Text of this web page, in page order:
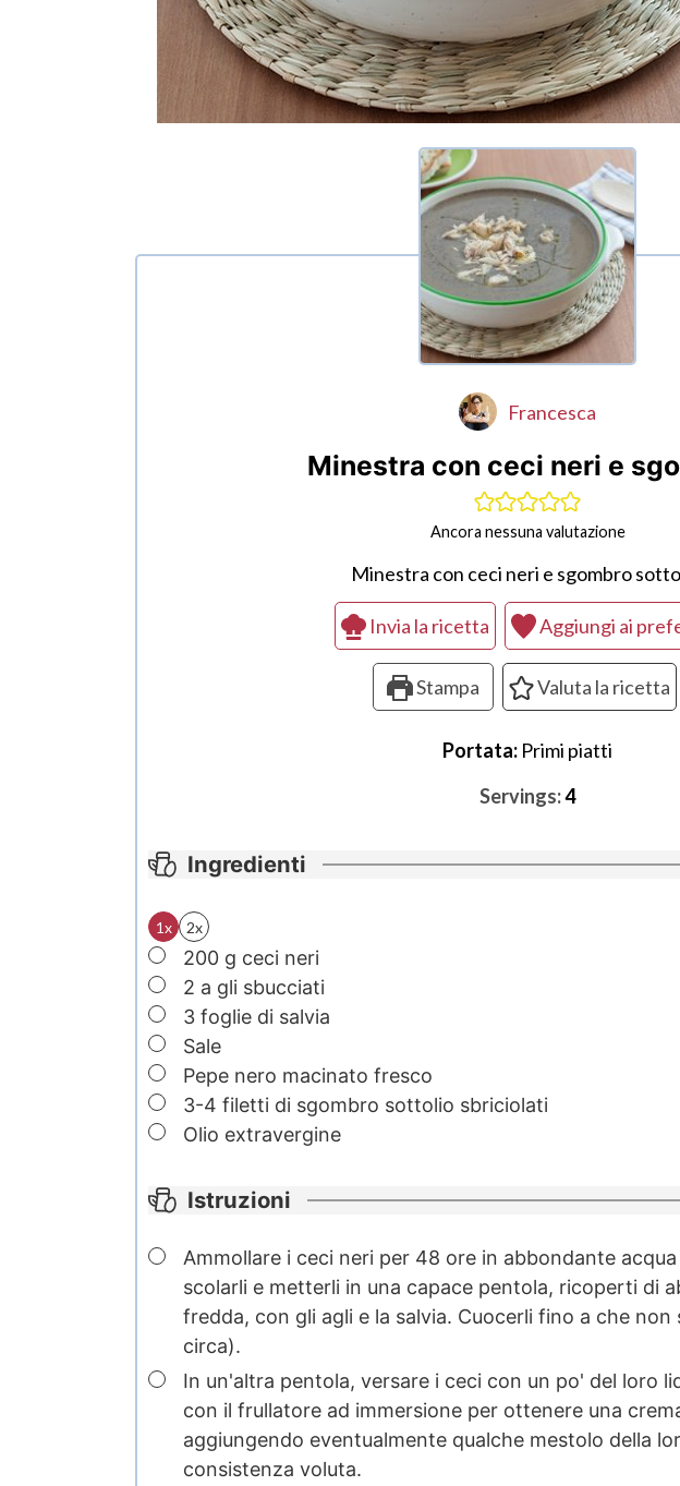
Francesca
Minestra con ceci neri e
Ancora nessuna valutazione
Minestra con ceci neri e sgombro
Invia la ricetta Aggiungi ai
Stampa Valuta la ricetta
Portata: Primi piatti
Servings:4
Ingredienti
1x 2x
▢
200 g ceci neri
▢
2 a gli sbucciati
▢
3 foglie di salvia
▢
Sale
▢
Pepe nero macinato fresco
▢
3-4 filetti di sgombro sottolio sbriciolati
▢
Olio extravergine
Istruzioni
▢
Ammollare i ceci neri per 48 ore in abbondante
scolarli e metterli in una capace pentola, ricoperti di
fredda, con gli agli e la salvia. Cuocerli fino a che non
circa).
▢
In un'altra pentola, versare i ceci con un po' del loro
con il frullatore ad immersione per ottenere una
aggiungendo eventualmente qualche mestolo della
consistenza voluta.